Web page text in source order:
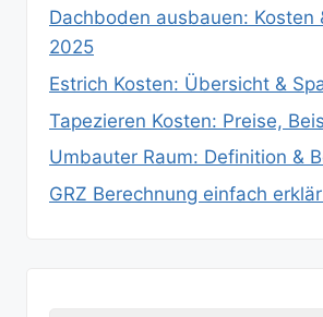
Dachboden ausbauen: Kosten
2025
Estrich Kosten: Übersicht &
Tapezieren Kosten: Preise,
Umbauter Raum: Definition &
GRZ Berechnung einfach